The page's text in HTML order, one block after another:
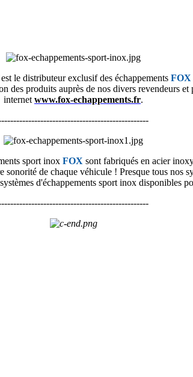
le distributeur exclusif des échappements FOX
des produits auprès de nos divers revendeurs
internet www.fox-echappements.fr.
sport inox FOX sont fabriqués en acier
de chaque véhicule ! Presque tous nos
d'échappements sport inox disponibles